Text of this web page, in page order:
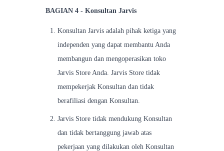
BAGIAN 4 - Konsultan Jarvis
Konsultan Jarvis adalah pihak ketiga yang
independen yang dapat membantu Anda
membangun dan mengoperasikan toko
Jarvis Store Anda. Jarvis Store tidak
mempekerjak Konsultan dan tidak
berafiliasi dengan Konsultan.
Jarvis Store tidak mendukung Konsultan
dan tidak bertanggung jawab atas
pekerjaan yang dilakukan oleh Konsultan